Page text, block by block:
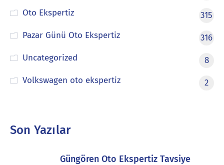
Oto Ekspertiz
315
Pazar Günü Oto Ekspertiz
316
Uncategorized
8
Volkswagen oto ekspertiz
2
Son Yazılar
Güngören Oto Ekspertiz Tavsiye